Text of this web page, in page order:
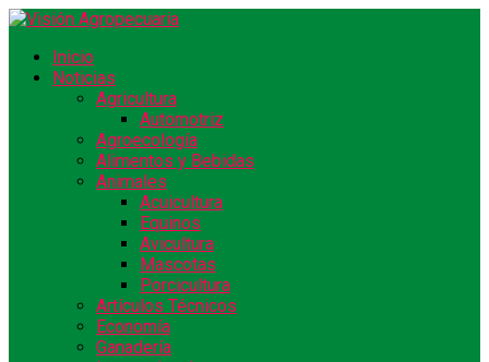
Inicio
Noticias
Agricultura
Automotriz
Agroecología
Alimentos y Bebidas
Animales
Acuicultura
Equinos
Avicultura
Mascotas
Porcicultura
Artículos Técnicos
Economía
Ganadería